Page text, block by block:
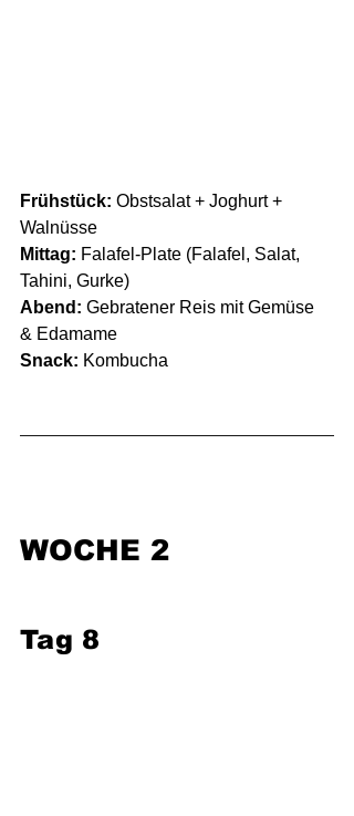
Frühstück: Obstsalat + Joghurt +
Walnüsse
Mittag: Falafel-Plate (Falafel, Salat,
Tahini, Gurke)
Abend: Gebratener Reis mit Gemüse
& Edamame
Snack: Kombucha
WOCHE 2
Tag 8